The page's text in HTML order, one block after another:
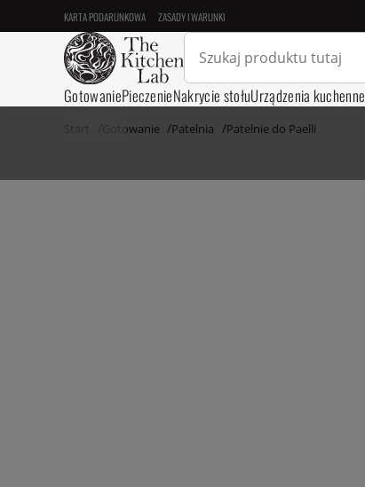
KARTA PODARUNKOWA ZASADY I WARUNKI
GotowaniePieczenieNakrycie stołuUrządzenia kuchenne
Start Gotowanie Patelnia Patelnie do Paelli